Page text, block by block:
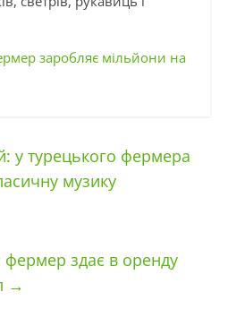
заробляє мільйони на
у турецького фермера
музику
здає в оренду
→